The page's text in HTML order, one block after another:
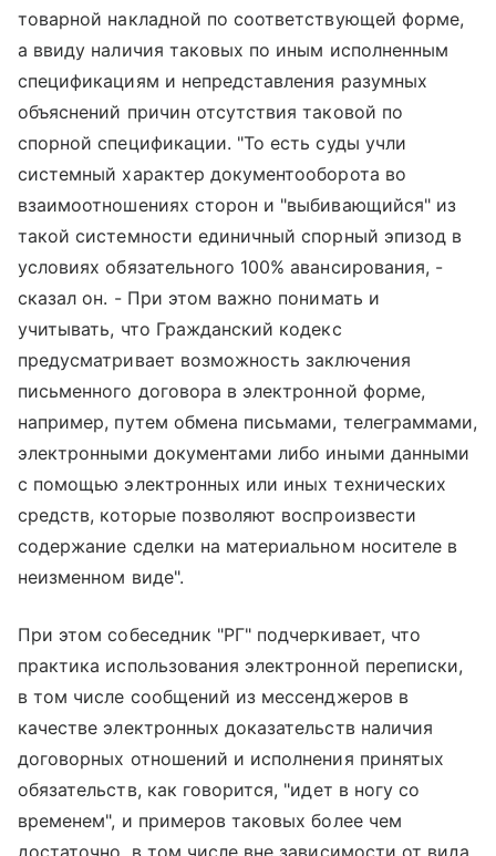
товарной накладной по соответствующей форме,
а ввиду наличия таковых по иным исполненным
спецификациям и непредставления разумных
объяснений причин отсутствия таковой по
спорной спецификации. "То есть суды учли
системный характер документооборота во
взаимоотношениях сторон и "выбивающийся" из
такой системности единичный спорный эпизод в
условиях обязательного 100% авансирования, -
сказал он. - При этом важно понимать и
учитывать, что Гражданский кодекс
предусматривает возможность заключения
письменного договора в электронной форме,
например, путем обмена письмами, телеграммами,
электронными документами либо иными данными
с помощью электронных или иных технических
средств, которые позволяют воспроизвести
содержание сделки на материальном носителе в
неизменном виде".
При этом собеседник "РГ" подчеркивает, что
практика использования электронной переписки,
в том числе сообщений из мессенджеров в
качестве электронных доказательств наличия
договорных отношений и исполнения принятых
обязательств, как говорится, "идет в ногу со
временем", и примеров таковых более чем
достаточно, в том числе вне зависимости от вида